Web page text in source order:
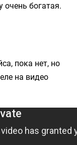
очень богатая.
пока нет, но
на видео